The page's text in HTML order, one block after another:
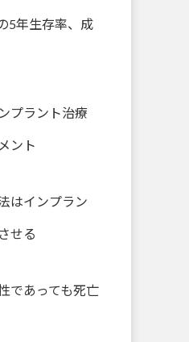
5年生存率、成
プラント治療
ント
はインプラン
せる
であっても死亡